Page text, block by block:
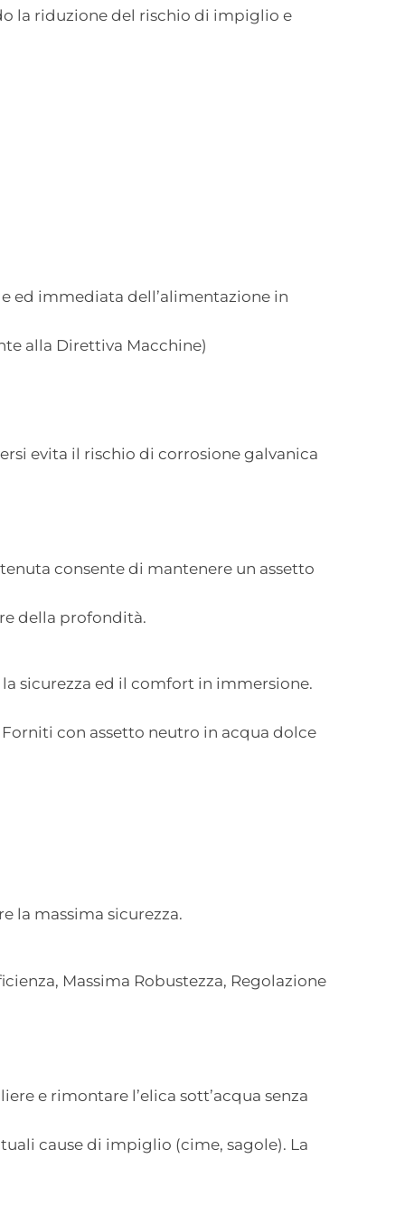
la riduzione del rischio di impiglio e
ed immediata dell’alimentazione in
alla Direttiva Macchine)
evita il rischio di corrosione galvanica
consente di mantenere un assetto
della profondità.
sicurezza ed il comfort in immersione.
con assetto neutro in acqua dolce
la massima sicurezza.
Massima Robustezza, Regolazione
e rimontare l’elica sott’acqua senza
cause di impiglio (cime, sagole). La